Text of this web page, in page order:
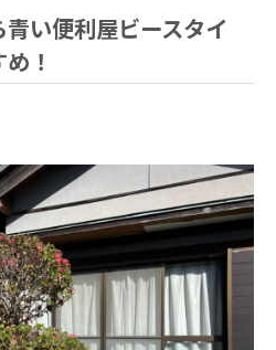
い便利屋ビースタイ
！